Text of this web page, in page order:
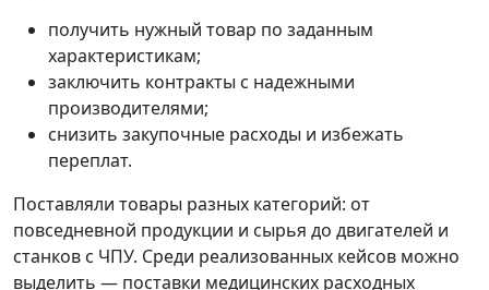
получить нужный товар по заданным
характеристикам;
заключить контракты с надежными
производителями;
снизить закупочные расходы и избежать
переплат.
Поставляли товары разных категорий: от
повседневной продукции и сырья до двигателей и
станков с ЧПУ. Среди реализованных кейсов можно
выделить — поставки медицинских расходных